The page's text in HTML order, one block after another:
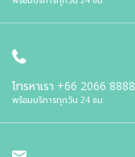
โทรหาเรา +66 2066 8888
พร้อมบริการทุกวัน 24 ชม.